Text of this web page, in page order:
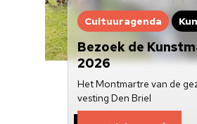
Cultuuragenda
Bezoek de
2026
Het Montmartre van de
vesting Den Briel